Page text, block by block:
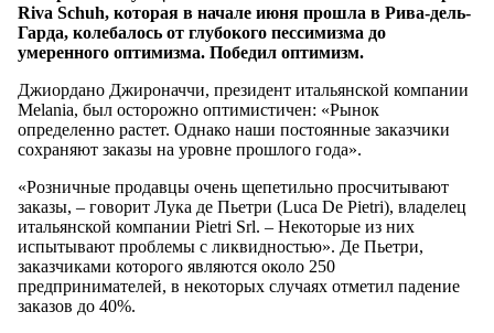
Riva Schuh, которая в начале июня прошла в Рива-дель-
Гарда, колебалось от глубокого пессимизма до
умеренного оптимизма. Победил оптимизм.
Джиордано Джироначчи, президент итальянской компании
Melania, был осторожно оптимистичен: «Рынок
определенно растет. Однако наши постоянные заказчики
сохраняют заказы на уровне прошлого года».
«Розничные продавцы очень щепетильно просчитывают
заказы, – говорит Лука де Пьетри (Luca De Pietri), владелец
итальянской компании Pietri Srl. – Некоторые из них
испытывают проблемы с ликвидностью». Де Пьетри,
заказчиками которого являются около 250
предпринимателей, в некоторых случаях отметил падение
заказов до 40%.